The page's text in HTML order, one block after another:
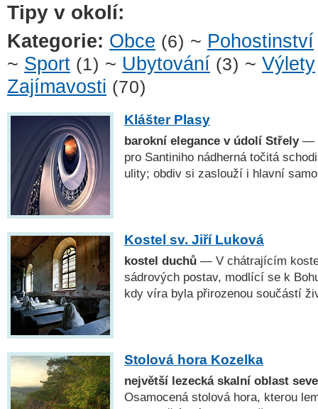
Tipy v okolí:
Kategorie: Obce (6) ~ Pohostinství
~ Sport (1) ~ Ubytování (3) ~ Výlety
Zajímavosti (70)
Klášter Plasy
barokní elegance v údolí Střely—
pro Santiniho nádherná točitá
ulity; obdiv si zaslouží i hlavní
Kostel sv. Jiří Luková
kostel duchů — V chátrajícím
sádrových postav, modlící se k
kdy víra byla přirozenou součástí
Stolová hora Kozelka
největší lezecká skalní oblast
Osamocená stolová hora, kterou